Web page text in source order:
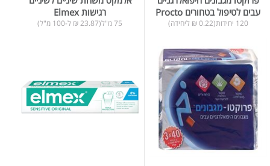
עבים לטיפול בטחורים Procto
120 יחידות(0.22 ₪ ליחידה)
רגישות Elmex
75 מ"ל(23.87 ₪ ל-100 מ"ל)